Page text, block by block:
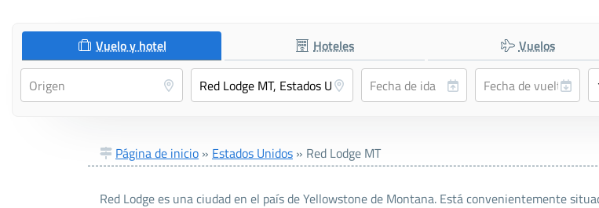
Vuelo y hotel Hoteles Vuelos
Página de inicio » Estados Unidos » Red Lodge MT
Red Lodge es una ciudad en el país de Yellowstone de Montana. Está convenientemente